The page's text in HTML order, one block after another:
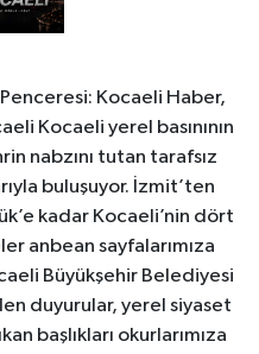
Kocaeli Haber,
Kocaeli yerel basınının
nabzını tutan tarafsız
buluşuyor. İzmit’ten
kadar Kocaeli’nin dört
anbean sayfalarımıza
Büyükşehir Belediyesi
duyurular, yerel siyaset
başlıkları okurlarımıza